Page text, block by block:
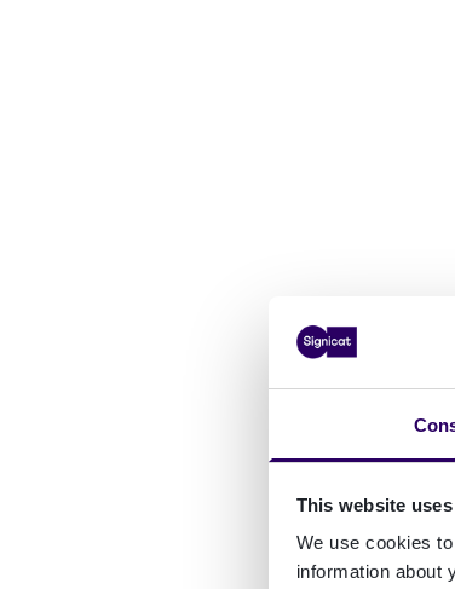
This website
We use cookies
information about